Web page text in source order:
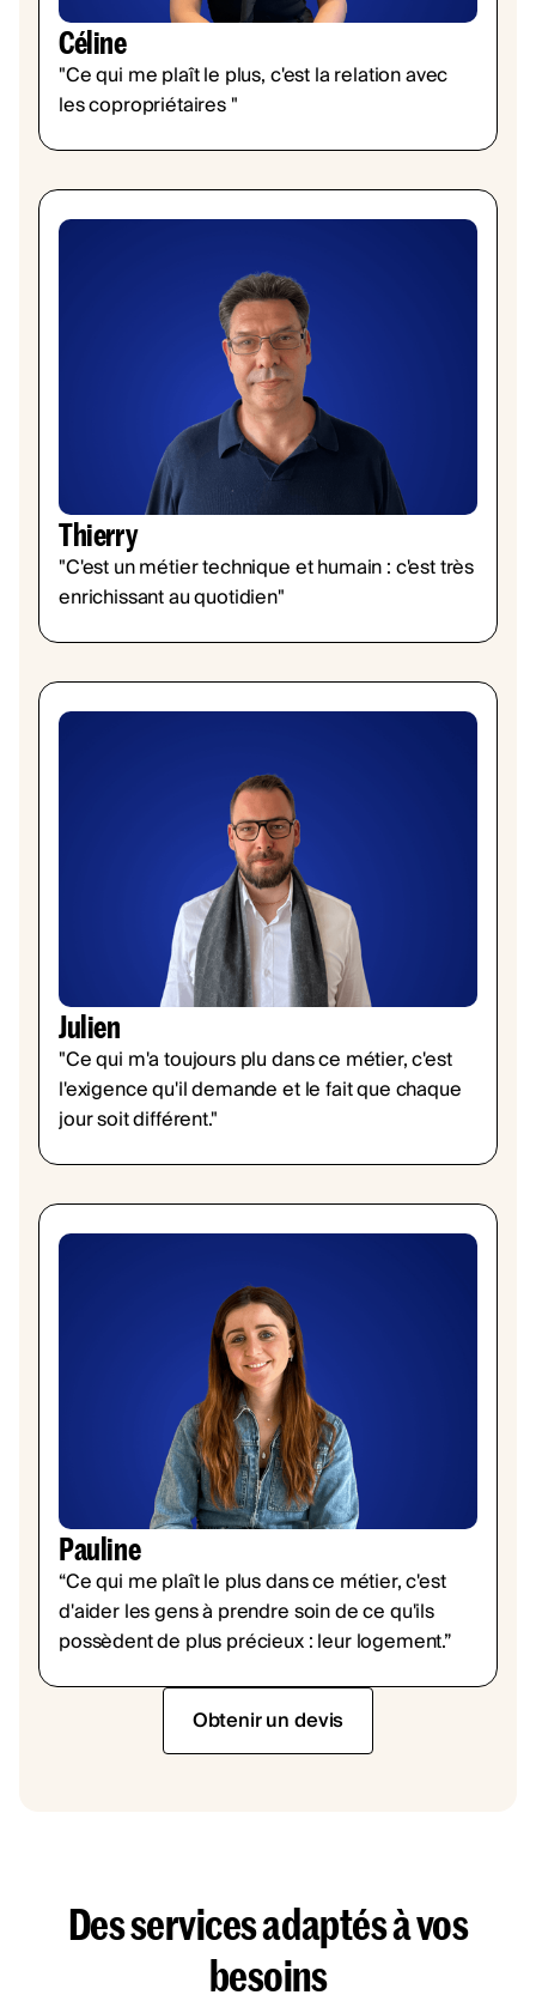
Céline
"Ce qui me plaît le plus, c'est la relation avec
les copropriétaires "
Thierry
"C'est un métier technique et humain : c'est très
enrichissant au quotidien"
Julien
"Ce qui m'a toujours plu dans ce métier, c'est
l'exigence qu'il demande et le fait que chaque
jour soit différent."
Pauline
“Ce qui me plaît le plus dans ce métier, c'est
d'aider les gens à prendre soin de ce qu'ils
possèdent de plus précieux : leur logement.”
Obtenir un devis
Des services adaptés à vos
besoins